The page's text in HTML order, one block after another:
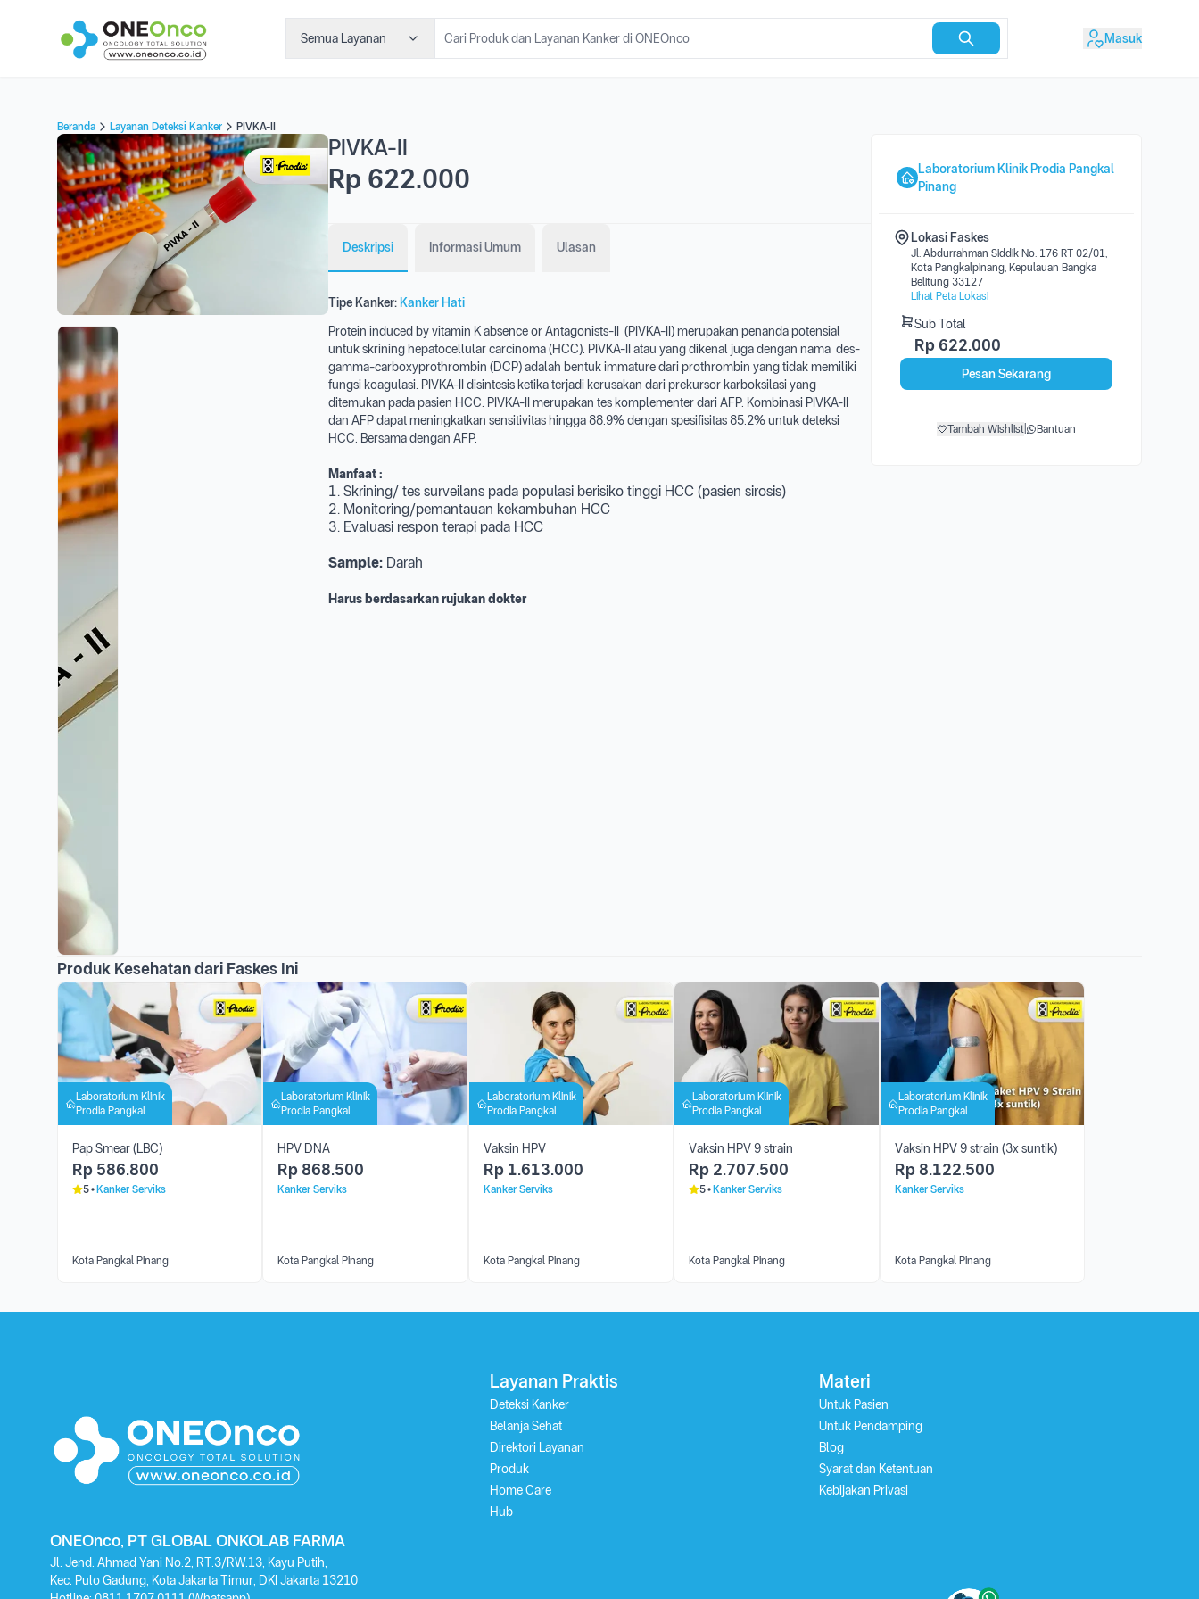
Semua Layanan Masuk
Beranda Layanan Deteksi Kanker PIVKA-II
PIVKA-II
Rp 622.000
Deskripsi Informasi Umum Ulasan
Tipe Kanker: Kanker Hati
Protein induced by vitamin K absence or Antagonists-II (PIVKA-II) merupakan penanda potensial
untuk skrining hepatocellular carcinoma (HCC). PIVKA-II atau yang dikenal juga dengan nama des-
gamma-carboxyprothrombin (DCP) adalah bentuk immature dari prothrombin yang tidak memiliki
fungsi koagulasi. PIVKA-II disintesis ketika terjadi kerusakan dari prekursor karboksilasi yang
ditemukan pada pasien HCC. PIVKA-II merupakan tes komplementer dari AFP. Kombinasi PIVKA-II
dan AFP dapat meningkatkan sensitivitas hingga 88.9% dengan spesifisitas 85.2% untuk deteksi
HCC. Bersama dengan AFP.
Manfaat :
1. Skrining/ tes surveilans pada populasi berisiko tinggi HCC (pasien sirosis)
2. Monitoring/pemantauan kekambuhan HCC
3. Evaluasi respon terapi pada HCC
Sample: Darah
Harus berdasarkan rujukan dokter
Laboratorium Klinik Prodia Pangkal
Pinang
Lokasi Faskes
Jl. Abdurrahman Siddik No. 176 RT 02/01,
Kota Pangkalpinang, Kepulauan Bangka
Belitung 33127
Lihat Peta Lokasi
Sub Total
Rp 622.000
Pesan Sekarang
Tambah Wishlist Bantuan
Produk Kesehatan dari Faskes Ini
Laboratorium Klinik
Prodia Pangkal
Pinang
Pap Smear (LBC)
Rp 586.800
5 Kanker Serviks
Kota Pangkal Pinang
Laboratorium Klinik
Prodia Pangkal
Pinang
HPV DNA
Rp 868.500
Kanker Serviks
Kota Pangkal Pinang
Laboratorium Klinik
Prodia Pangkal
Pinang
Vaksin HPV
Rp 1.613.000
Kanker Serviks
Kota Pangkal Pinang
Laboratorium Klinik
Prodia Pangkal
Pinang
Vaksin HPV 9 strain
Rp 2.707.500
5 Kanker Serviks
Kota Pangkal Pinang
Laboratorium Klinik
Prodia Pangkal
Pinang
Vaksin HPV 9 strain (3x suntik)
Rp 8.122.500
Kanker Serviks
Kota Pangkal Pinang
ONEOnco, PT GLOBAL ONKOLAB FARMA
Jl. Jend. Ahmad Yani No.2, RT.3/RW.13, Kayu Putih,
Kec. Pulo Gadung, Kota Jakarta Timur, DKI Jakarta 13210
Layanan Praktis
Deteksi Kanker
Belanja Sehat
Direktori Layanan
Produk
Home Care
Hub
Materi
Untuk Pasien
Untuk Pendamping
Blog
Syarat dan Ketentuan
Kebijakan Privasi